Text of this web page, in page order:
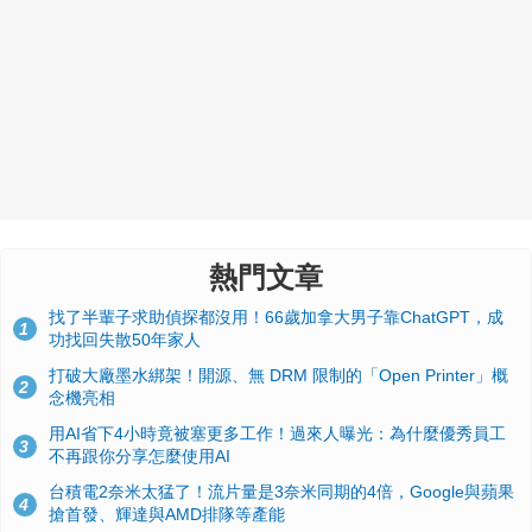
熱門文章
1
找了半輩子求助偵探都沒用！66歲加拿大男子靠ChatGPT，成
功找回失散50年家人
2
打破大廠墨水綁架！開源、無 DRM 限制的「Open Printer」概
念機亮相
3
用AI省下4小時竟被塞更多工作！過來人曝光：為什麼優秀員工
不再跟你分享怎麼使用AI
4
台積電2奈米太猛了！流片量是3奈米同期的4倍，Google與蘋果
搶首發、輝達與AMD排隊等產能